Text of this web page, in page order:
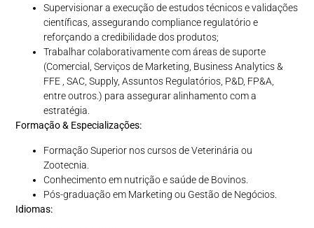
Supervisionar a execução de estudos técnicos e validações
científicas, assegurando compliance regulatório e
reforçando a credibilidade dos produtos;
Trabalhar colaborativamente com áreas de suporte
(Comercial, Serviços de Marketing, Business Analytics &
FFE , SAC, Supply, Assuntos Regulatórios, P&D, FP&A,
entre outros.) para assegurar alinhamento com a
estratégia.
Formação & Especializações:
Formação Superior nos cursos de Veterinária ou
Zootecnia.
Conhecimento em nutrição e saúde de Bovinos.
Pós-graduação em Marketing ou Gestão de Negócios.
Idiomas: